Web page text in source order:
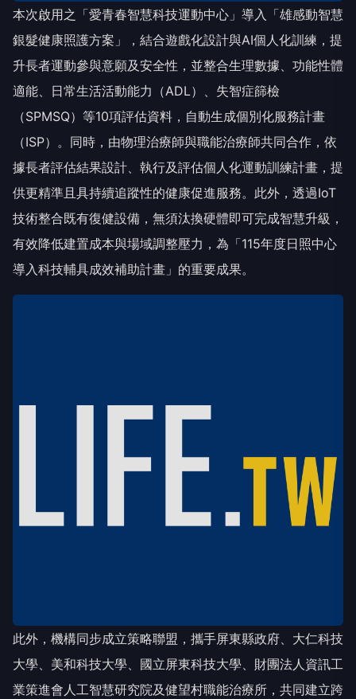
本次啟用之「愛青春智慧科技運動中心」導入「雄感動智慧
銀髮健康照護方案」，結合遊戲化設計與AI個人化訓練，提
升長者運動參與意願及安全性，並整合生理數據、功能性體
適能、日常生活活動能力（ADL）、失智症篩檢
（SPMSQ）等10項評估資料，自動生成個別化服務計畫
（ISP）。同時，由物理治療師與職能治療師共同合作，依
據長者評估結果設計、執行及評估個人化運動訓練計畫，提
供更精準且具持續追蹤性的健康促進服務。此外，透過IoT
技術整合既有復健設備，無須汰換硬體即可完成智慧升級，
有效降低建置成本與場域調整壓力，為「115年度日照中心
導入科技輔具成效補助計畫」的重要成果。
此外，機構同步成立策略聯盟，攜手屏東縣政府、大仁科技
大學、美和科技大學、國立屏東科技大學、財團法人資訊工
業策進會人工智慧研究院及健望村職能治療所，共同建立跨